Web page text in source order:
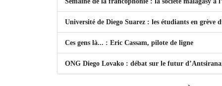
Université de Diego Suarez : les étudiants en grève
Ces gens là... : Eric Cassam, pilote de ligne
ONG Diego Lovako : débat sur le futur